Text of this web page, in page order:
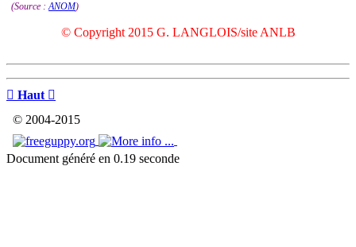
(Source :ANOM)
© Copyright 2015 G. LANGLOIS/site ANLB
 Haut 
© 2004-2015
Document généré en 0.19 seconde